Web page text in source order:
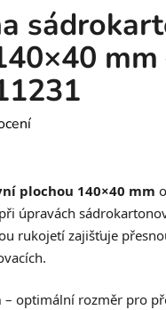
mm
plochou 140×40 mm
úpravách
rukojetí zajišťuje
– optimální rozměr pro